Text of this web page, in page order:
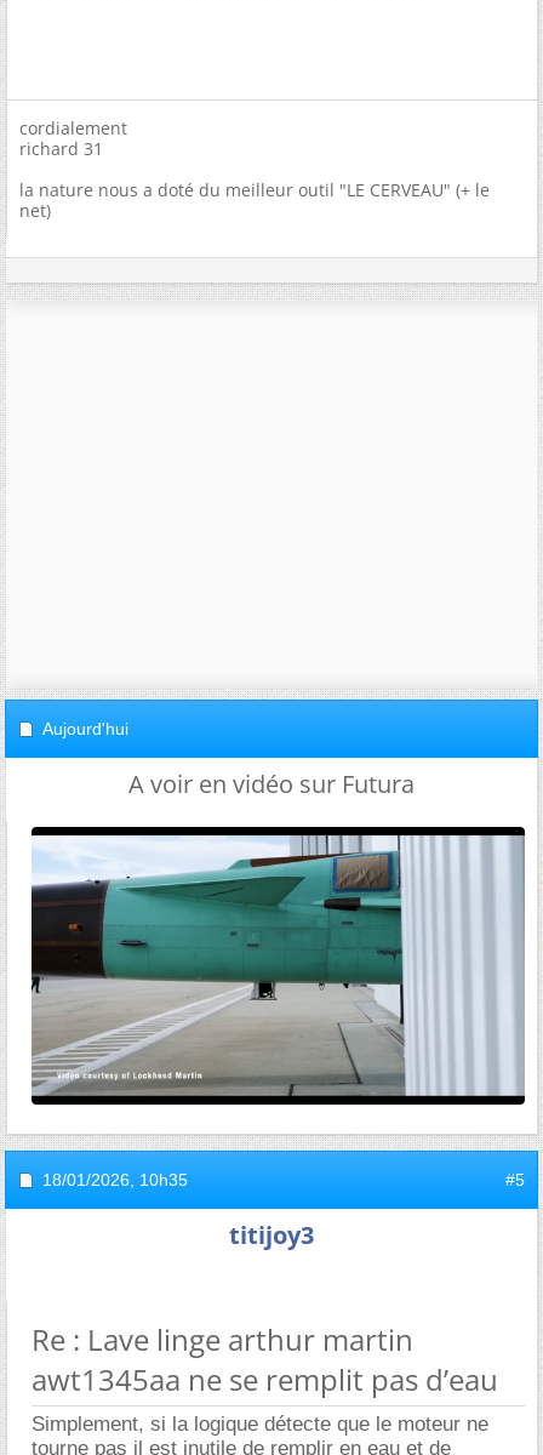
cordialement
richard 31
la nature nous a doté du meilleur outil "LE CERVEAU" (+ le
net)
Aujourd'hui
A voir en vidéo sur Futura
18/01/2026, 10h35 #5
titijoy3
Re : Lave linge arthur martin
awt1345aa ne se remplit pas d’eau
Simplement, si la logique détecte que le moteur ne
tourne pas il est inutile de remplir en eau et de